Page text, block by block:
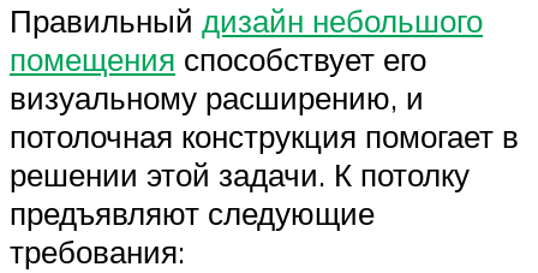
Правильный дизайн небольшого
помещения способствует его
визуальному расширению, и
потолочная конструкция помогает в
решении этой задачи. К потолку
предъявляют следующие
требования: